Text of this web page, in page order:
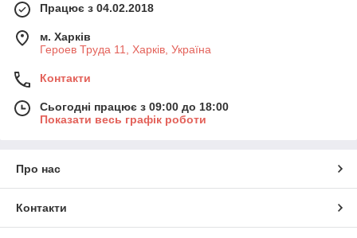
Працює з 04.02.2018
м. Харків
Героев Труда 11, Харків, Україна
Контакти
Сьогодні працює з 09:00 до 18:00
Показати весь графік роботи
Про нас
Контакти